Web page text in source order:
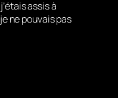
assis à
ne pouvais pas